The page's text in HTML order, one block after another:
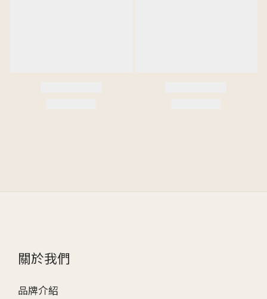
關於我們
品牌介紹